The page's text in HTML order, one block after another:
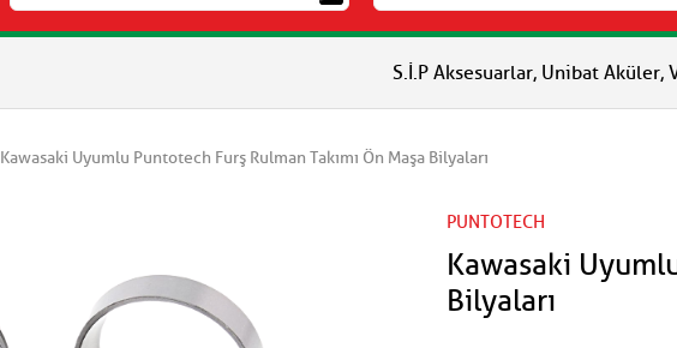
S.İ.P Aksesuarlar, Unibat Aküler, Vlm Aküler,
Kawasaki Uyumlu Puntotech Furş Rulman Takımı Ön Maşa Bilyaları
PUNTOTECH
Kawasaki
Bilyaları